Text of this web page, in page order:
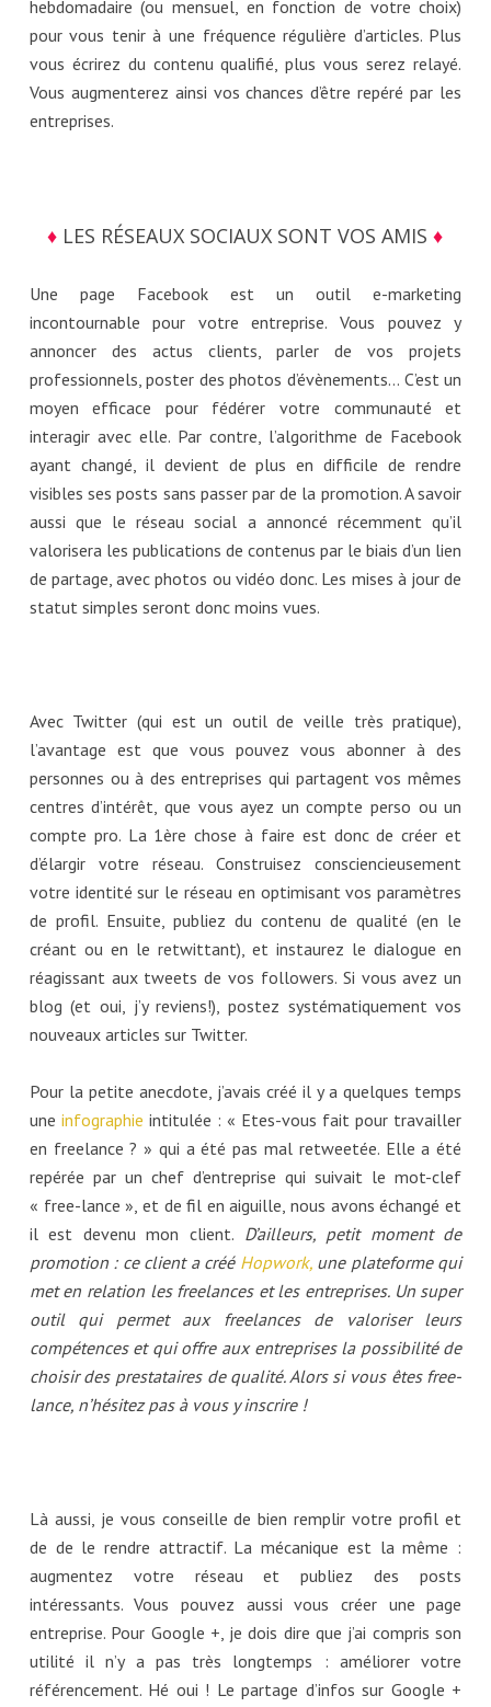
hebdomadaire (ou mensuel, en fonction de votre choix)
pour vous tenir à une fréquence régulière d’articles. Plus
vous écrirez du contenu qualifié, plus vous serez relayé.
Vous augmenterez ainsi vos chances d’être repéré par les
entreprises.
♦ LES RÉSEAUX SOCIAUX SONT VOS AMIS♦
Une page Facebook est un outil e-marketing
incontournable pour votre entreprise. Vous pouvez y
annoncer des actus clients, parler de vos projets
professionnels, poster des photos d’évènements… C’est un
moyen efficace pour fédérer votre communauté et
interagir avec elle. Par contre, l’algorithme de Facebook
ayant changé, il devient de plus en difficile de rendre
visibles ses posts sans passer par de la promotion. A savoir
aussi que le réseau social a annoncé récemment qu’il
valorisera les publications de contenus par le biais d’un lien
de partage, avec photos ou vidéo donc. Les mises à jour de
statut simples seront donc moins vues.
Avec Twitter (qui est un outil de veille très pratique),
l’avantage est que vous pouvez vous abonner à des
personnes ou à des entreprises qui partagent vos mêmes
centres d’intérêt, que vous ayez un compte perso ou un
compte pro. La 1ère chose à faire est donc de créer et
d’élargir votre réseau. Construisez consciencieusement
votre identité sur le réseau en optimisant vos paramètres
de profil. Ensuite, publiez du contenu de qualité (en le
créant ou en le retwittant), et instaurez le dialogue en
réagissant aux tweets de vos followers. Si vous avez un
blog (et oui, j’y reviens!), postez systématiquement vos
nouveaux articles sur Twitter.
Pour la petite anecdote, j’avais créé il y a quelques temps
une infographie intitulée : « Etes-vous fait pour travailler
en freelance ? » qui a été pas mal retweetée. Elle a été
repérée par un chef d’entreprise qui suivait le mot-clef
« free-lance », et de fil en aiguille, nous avons échangé et
il est devenu mon client. D’ailleurs, petit moment de
promotion : ce client a créé Hopwork,une plateforme qui
met en relation les freelances et les entreprises. Un super
outil qui permet aux freelances de valoriser leurs
compétences et qui offre aux entreprises la possibilité de
choisir des prestataires de qualité. Alors si vous êtes free-
lance, n’hésitez pas à vous y inscrire !
Là aussi, je vous conseille de bien remplir votre profil et
de de le rendre attractif. La mécanique est la même :
augmentez votre réseau et publiez des posts
intéressants. Vous pouvez aussi vous créer une page
entreprise. Pour Google +, je dois dire que j’ai compris son
utilité il n’y a pas très longtemps : améliorer votre
référencement. Hé oui ! Le partage d’infos sur Google +